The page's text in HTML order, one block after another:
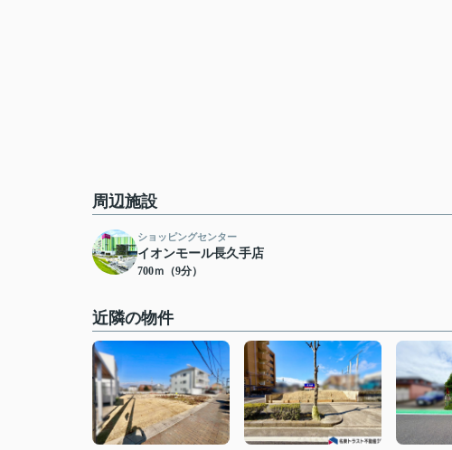
周辺施設
ショッピングセンター
イオンモール長久手店
700ｍ（9分）
近隣の物件